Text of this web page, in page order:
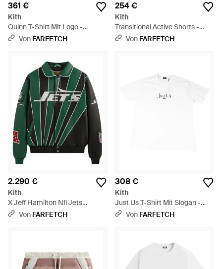
361 €
Kith
Quinn T-Shirt Mit Logo -
Schwarz
Von FARFETCH
254 €
Kith
Transitional Active Shorts -
Schwarz
Von FARFETCH
2.290 €
Kith
X Jeff Hamilton Nfl Jets
Collegejacke - Grün
Von FARFETCH
308 €
Kith
Just Us T-Shirt Mit Slogan -
WeißVon FARFETCH